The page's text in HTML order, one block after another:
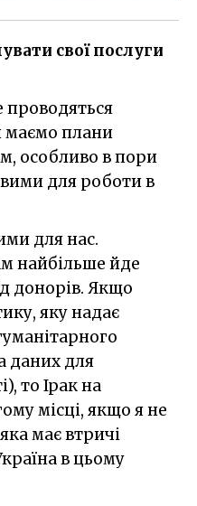
свої послуги
маємо плани
особливо в пори
для роботи в
для нас.
найбільше йде
донорів. Якщо
яку надає
даних для
то Ірак на
місці, якщо я не
має втричі
в цьому